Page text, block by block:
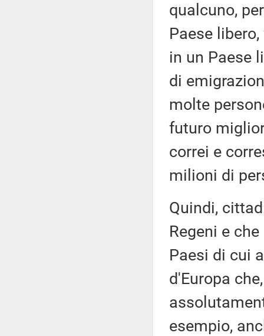
qualcuno,
Paese
in un Paese
di
molte
futuro
correi e
milioni di
Quindi,
Regeni e
Paesi di cui
d'Europa
esempio,